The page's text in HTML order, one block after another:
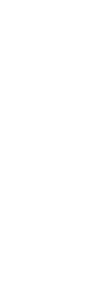
Hombre
años en